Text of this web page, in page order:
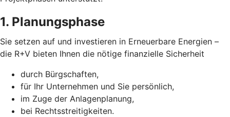
1. Planungsphase
Sie setzen auf und investieren in Erneuerbare Energien –
die R+V bieten Ihnen die nötige finanzielle Sicherheit
durch Bürgschaften,
für Ihr Unternehmen und Sie persönlich,
im Zuge der Anlagenplanung,
bei Rechtsstreitigkeiten.